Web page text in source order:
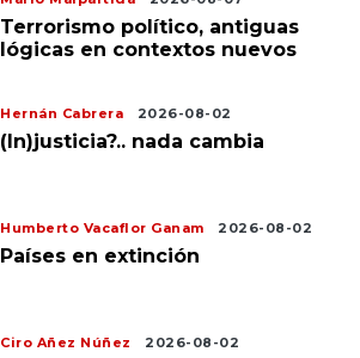
Terrorismo político, antiguas
lógicas en contextos nuevos
Hernán Cabrera 2026-08-02
(In)justicia?.. nada cambia
Humberto Vacaflor Ganam 2026-08-02
Países en extinción
Ciro Añez Núñez 2026-08-02